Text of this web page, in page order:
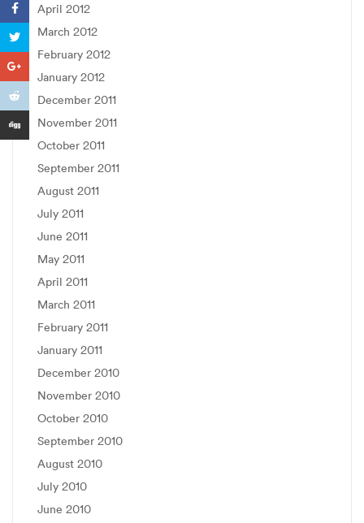
April 2012
March 2012
February 2012
January 2012
December 2011
November 2011
October 2011
September 2011
August 2011
July 2011
June 2011
May 2011
April 2011
March 2011
February 2011
January 2011
December 2010
November 2010
October 2010
September 2010
August 2010
July 2010
June 2010